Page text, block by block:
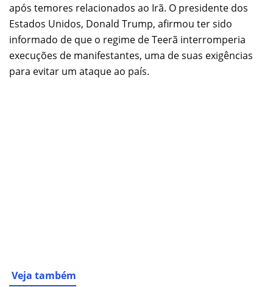
após temores relacionados ao Irã. O presidente dos
Estados Unidos, Donald Trump, afirmou ter sido
informado de que o regime de Teerã interromperia
execuções de manifestantes, uma de suas exigências
para evitar um ataque ao país.
Veja também